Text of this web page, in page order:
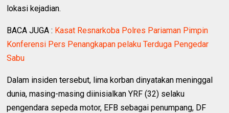
lokasi kejadian.
BACA JUGA : Kasat Resnarkoba Polres Pariaman Pimpin
Konferensi Pers Penangkapan pelaku Terduga Pengedar
Sabu
Dalam insiden tersebut, lima korban dinyatakan meninggal
dunia, masing-masing diinisialkan YRF (32) selaku
pengendara sepeda motor, EFB sebagai penumpang, DF